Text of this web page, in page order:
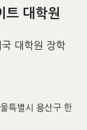
트 대학원
대학원 장학
특별시 용산구 한